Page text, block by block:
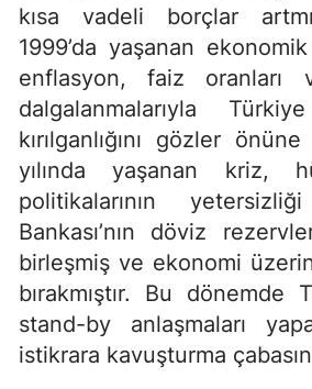
kısa vadeli borçlar
1999’da yaşanan
enflasyon, faiz oranları
dalgalanmalarıyla
kırılganlığını gözler
yılında yaşanan kriz,
politikalarının
Bankası’nın döviz
birleşmiş ve ekonomi
bırakmıştır. Bu dönemde
stand-by anlaşmaları
istikrara kavuşturma